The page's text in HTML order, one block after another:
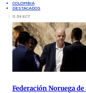
COLOMBIA
DESTACADOS
11:39 ECT
Federación Noruega